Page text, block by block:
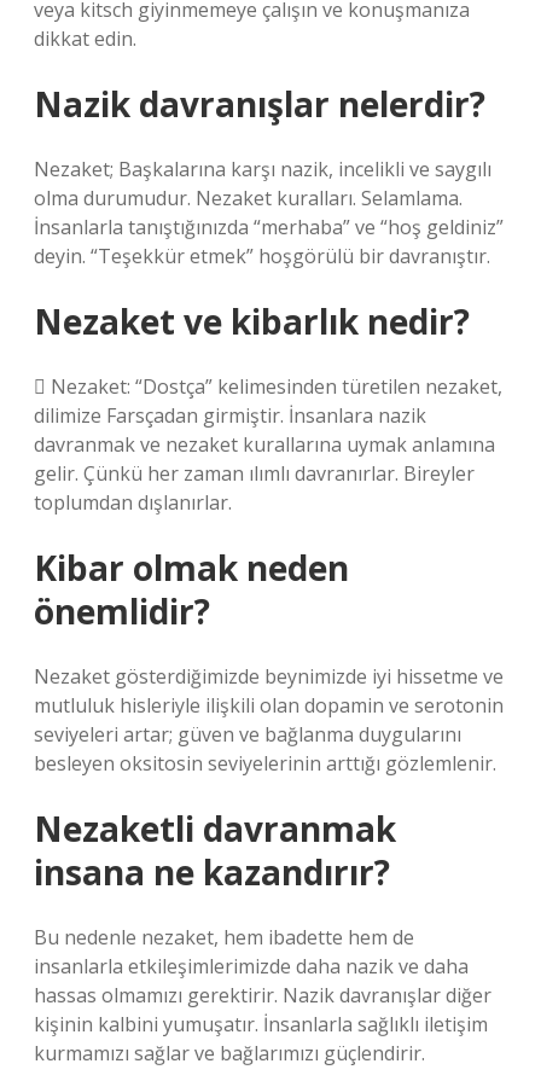
veya kitsch giyinmemeye çalışın ve konuşmanıza
dikkat edin.
Nazik davranışlar nelerdir?
Nezaket; Başkalarına karşı nazik, incelikli ve saygılı
olma durumudur. Nezaket kuralları. Selamlama.
İnsanlarla tanıştığınızda “merhaba” ve “hoş geldiniz”
deyin. “Teşekkür etmek” hoşgörülü bir davranıştır.
Nezaket ve kibarlık nedir?
 Nezaket: “Dostça” kelimesinden türetilen nezaket,
dilimize Farsçadan girmiştir. İnsanlara nazik
davranmak ve nezaket kurallarına uymak anlamına
gelir. Çünkü her zaman ılımlı davranırlar. Bireyler
toplumdan dışlanırlar.
Kibar olmak neden
önemlidir?
Nezaket gösterdiğimizde beynimizde iyi hissetme ve
mutluluk hisleriyle ilişkili olan dopamin ve serotonin
seviyeleri artar; güven ve bağlanma duygularını
besleyen oksitosin seviyelerinin arttığı gözlemlenir.
Nezaketli davranmak
insana ne kazandırır?
Bu nedenle nezaket, hem ibadette hem de
insanlarla etkileşimlerimizde daha nazik ve daha
hassas olmamızı gerektirir. Nazik davranışlar diğer
kişinin kalbini yumuşatır. İnsanlarla sağlıklı iletişim
kurmamızı sağlar ve bağlarımızı güçlendirir.